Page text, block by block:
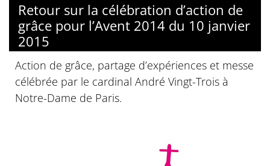
Retour sur la célébration d’action de
grâce pour l’Avent 2014 du 10 janvier
2015
Action de grâce, partage d’expériences et messe
célébrée par le cardinal André Vingt-Trois à
Notre-Dame de Paris.